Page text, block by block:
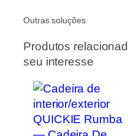
Outras soluções
Produtos
seu interesse